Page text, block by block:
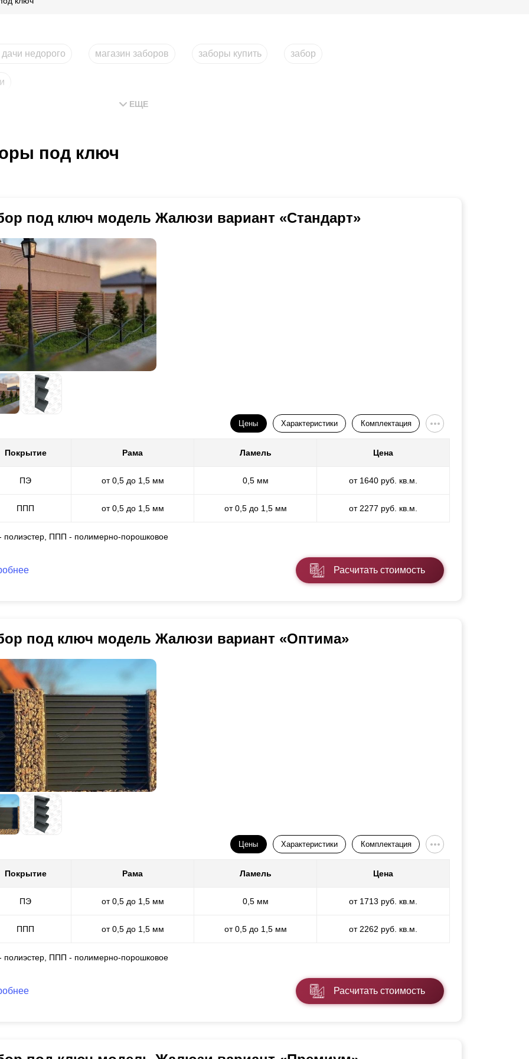
недорого магазин заборов заборы купить забор
ЕЩЕ
под ключ
под ключ модель Жалюзи вариант «Стандарт»
Цены Характеристики Комплектация
Покрытие Рама Ламель Цена
ПЭ от 0,5 до 1,5 мм 0,5 мм от 1640 руб. кв.м.
ППП от 0,5 до 1,5 мм от 0,5 до 1,5 мм от 2277 руб. кв.м.
полиэстер, ППП - полимерно-порошковое
Расчитать стоимость
под ключ модель Жалюзи вариант «Оптима»
Цены Характеристики Комплектация
Покрытие Рама Ламель Цена
ПЭ от 0,5 до 1,5 мм 0,5 мм от 1713 руб. кв.м.
ППП от 0,5 до 1,5 мм от 0,5 до 1,5 мм от 2262 руб. кв.м.
полиэстер, ППП - полимерно-порошковое
Расчитать стоимость